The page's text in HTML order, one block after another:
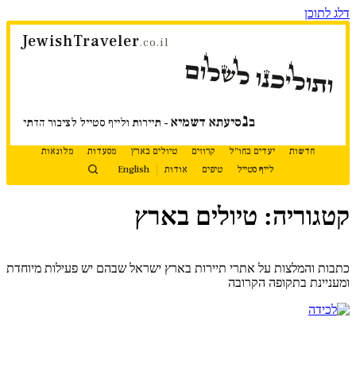
דלג לתוכן
JewishTraveler.co.il
ותוליכנו לשלום
בנסיעתא דשמיא - תיירות ולייף סטייל לציבור הדתי
חדשות יעדים בחו"ל קרוזים טיולים בארץ מסעדות
מלונאות
לייף סטייל
טיפים אודות English
קטגוריה: טיולים בארץ
כתבות והמלצות על אתרי תיירות בארץ ישראל שבהם יש פעילות מיוחדת
ומעניינת בתקופה הקרובה